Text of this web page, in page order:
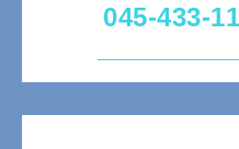
045-433-